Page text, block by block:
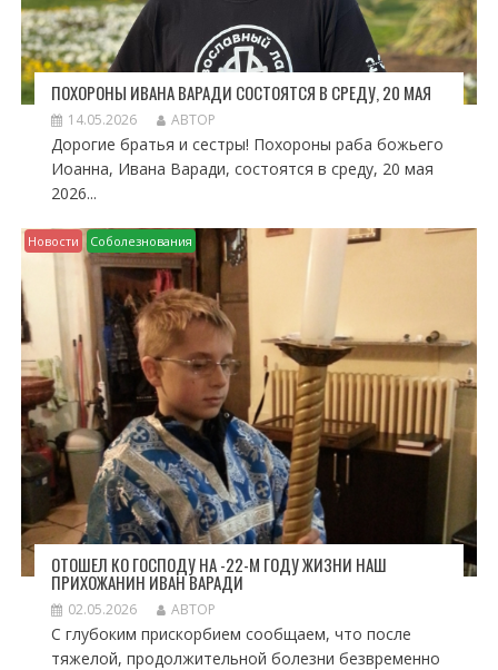
ПОХОРОНЫ ИВАНА ВАРАДИ СОСТОЯТСЯ В СРЕДУ, 20 МАЯ
14.05.2026 АВТОР
Дорогие братья и сестры! Похороны раба божьего
Иоанна, Ивана Варади, состоятся в среду, 20 мая
2026...
Новости Соболезнования
ОТОШЕЛ КО ГОСПОДУ НА -22-М ГОДУ ЖИЗНИ НАШ
ПРИХОЖАНИН ИВАН ВАРАДИ
02.05.2026 АВТОР
С глубоким прискорбием сообщаем, что после
тяжелой, продолжительной болезни безвременно